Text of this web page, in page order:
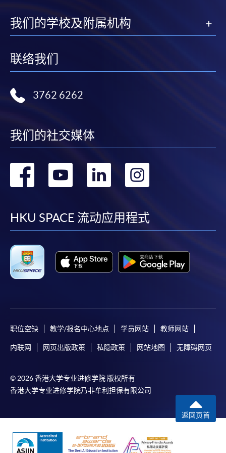
我们的学校及附属机构
联络我们
3762 6262
我们的社交媒体
转
facebook
转
youtube
转
linkedin
HKU SPACE 流动应用程式
职位空缺 教学/报名中心地点 学员网站 教师网站
内联网 网页出版政策 私隐政策 网站地图 无障碍网页
© 2026 香港大学专业进修学院 版权所有
香港大学专业进修学院乃非牟利担保有限公司
返回页首